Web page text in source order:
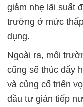
giảm nhẹ lãi suất
trường ở mức
dụng.
Ngoài ra, môi
cũng sẽ thúc đẩy
và củng cố triển
đầu tư gián tiếp